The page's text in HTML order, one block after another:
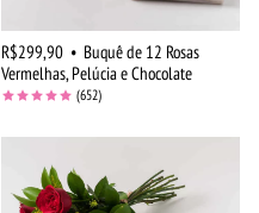
R$299,90 • Buquê de 12 Rosas
Vermelhas, Pelúcia e Chocolate
(652)